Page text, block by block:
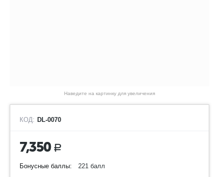
Наведите на картинку для увеличения
КОД: DL-0070
7,350 Р
Бонусные баллы: 221 балл